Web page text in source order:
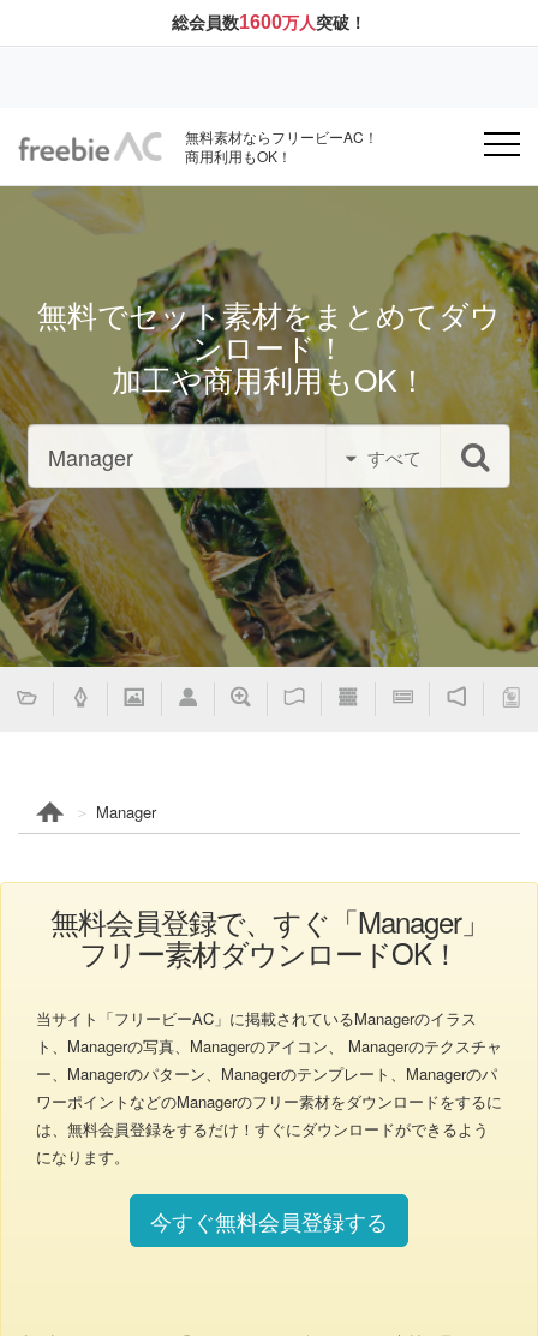
総会員数1600万人突破！
無料素材ならフリービーAC！
商用利用もOK！
無料でセット素材をまとめてダウ
ンロード！
加工や商用利用もOK！
すべて
Manager
無料会員登録で、すぐ「Manager」
フリー素材ダウンロードOK！
当サイト「フリービーAC」に掲載されているManagerのイラス
ト、Managerの写真、Managerのアイコン、 Managerのテクスチャ
ー、Managerのパターン、Managerのテンプレート、Managerのパ
ワーポイントなどのManagerのフリー素材をダウンロードをするに
は、無料会員登録をするだけ！すぐにダウンロードができるよう
になります。
今すぐ無料会員登録する